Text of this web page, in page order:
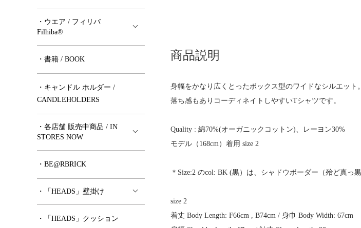
商品説明
身幅をかなり広くとったボックス型のワイドなシルエット。
落ち感もありコーディネイトしやすいTシャツです。
Quality : 綿70%(オーガニックコットン)、レーヨン30%
モデル（168cm）着用 size 2
＊Size:2 のcol: BK (黒）は、シャドウボーダー（殆ど真っ
size 2
着丈 Body Length: F66cm , B74cm / 身巾 Body Width: 67cm
・ウエア / フィリバ
Filhiba®︎
・書籍 / BOOK
・キャンドル ホルダー /
CANDLEHOLDERS
・各店舗 販売中商品 / IN
STORES NOW
・BE@RBRICK
・「HEADS」壁掛け
・「HEADS」クッション